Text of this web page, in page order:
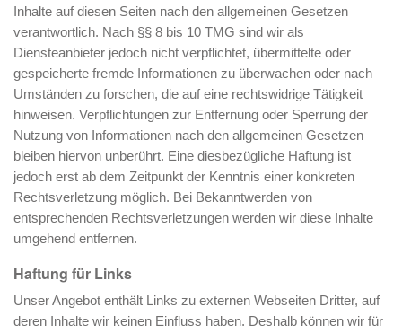
Inhalte auf diesen Seiten nach den allgemeinen Gesetzen
verantwortlich. Nach §§ 8 bis 10 TMG sind wir als
Diensteanbieter jedoch nicht verpflichtet, übermittelte oder
gespeicherte fremde Informationen zu überwachen oder nach
Umständen zu forschen, die auf eine rechtswidrige Tätigkeit
hinweisen. Verpflichtungen zur Entfernung oder Sperrung der
Nutzung von Informationen nach den allgemeinen Gesetzen
bleiben hiervon unberührt. Eine diesbezügliche Haftung ist
jedoch erst ab dem Zeitpunkt der Kenntnis einer konkreten
Rechtsverletzung möglich. Bei Bekanntwerden von
entsprechenden Rechtsverletzungen werden wir diese Inhalte
umgehend entfernen.
Haftung für Links
Unser Angebot enthält Links zu externen Webseiten Dritter, auf
deren Inhalte wir keinen Einfluss haben. Deshalb können wir für